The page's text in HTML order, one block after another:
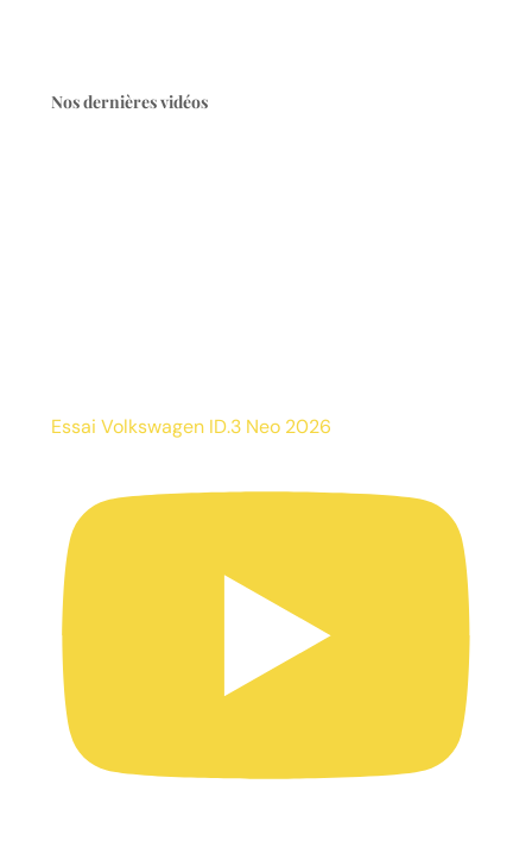
Nos dernières vidéos
Essai Volkswagen ID.3 Neo 2026